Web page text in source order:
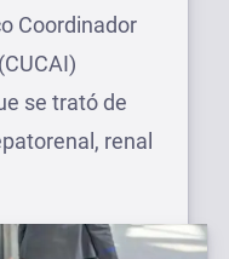
Coordinador
se trató de
renal